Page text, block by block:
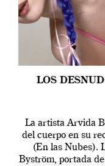
LOS
La artista Arvida
del cuerpo en su
(En las Nubes).
Byström, portada